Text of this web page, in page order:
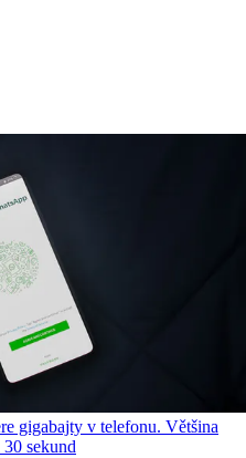
gigabajty v telefonu. Většina
sekund